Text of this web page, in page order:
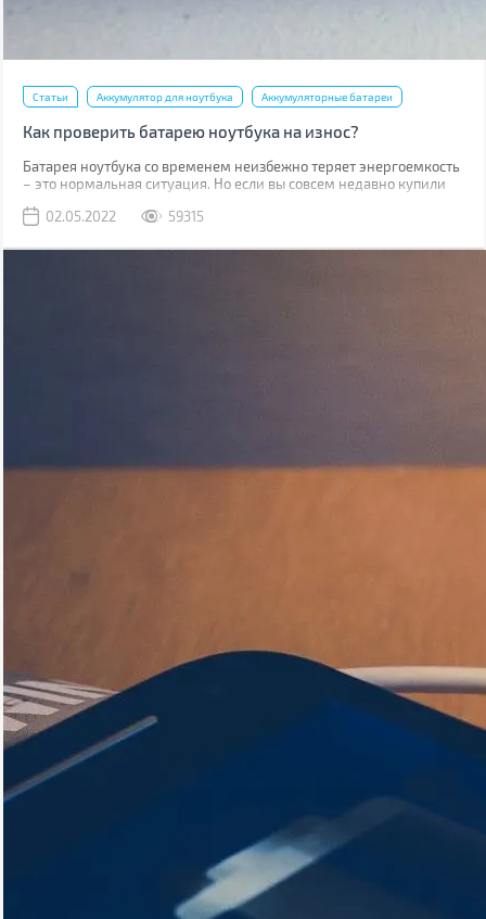
Статьи Аккумулятор для ноутбука Аккумуляторные батареи
Как проверить батарею ноутбука на износ?
Батарея ноутбука со временем неизбежно теряет энергоемкость
– это нормальная ситуация. Но если вы совсем недавно купили
случае, когда гарантийный срок батареи (обычно от 1 до 3 лет в
она сильно износилась (более 20%), то производитель
02.05.2022 59315